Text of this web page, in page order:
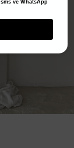
sms ve WhatsApp